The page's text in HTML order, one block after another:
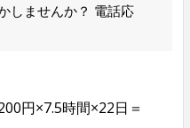
しませんか？ 電話応
円×7.5時間×22日＝